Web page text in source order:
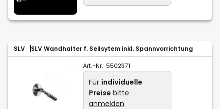
SLV SLV Wandhalter f. Seilsytem inkl. Spannvorrichtung
Art.-Nr.: 5502371
Für individuelle
Preise bitte
anmelden